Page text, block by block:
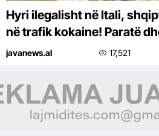
Hyri ilegalisht në Itali,
në trafik kokaine! Paratë
fshehura në koshin e
javanews.al 17,521